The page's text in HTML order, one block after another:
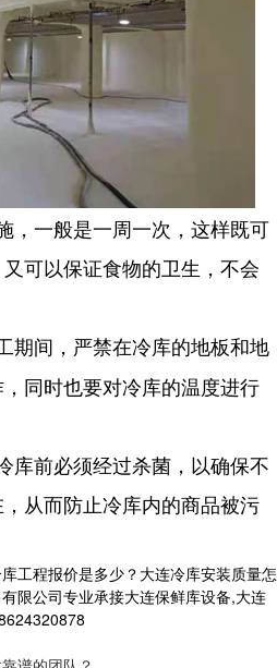
，一般是一周一次，这样既可
可以保证食物的卫生，不会
期间，严禁在冷库的地板和地
同时也要对冷库的温度进行
库前必须经过杀菌，以确保不
从而防止冷库内的商品被污
工程报价是多少？大连冷库安装质量怎
限公司专业承接大连保鲜库设备,大连